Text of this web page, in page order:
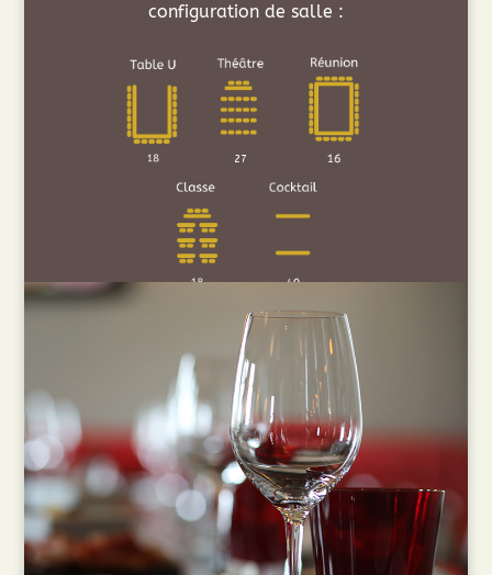
configuration de salle :